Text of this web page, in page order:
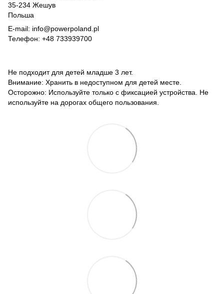
35-234 Жешув
Польша
E-mail: info@powerpoland.pl
Телефон: +48 733939700
Не подходит для детей младше 3 лет.
Внимание: Хранить в недоступном для детей месте.
Осторожно: Используйте только с фиксацией устройства. Не
используйте на дорогах общего пользования.